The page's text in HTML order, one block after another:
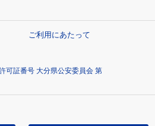
ご利用にあたって
可証番号 大分県公安委員会 第